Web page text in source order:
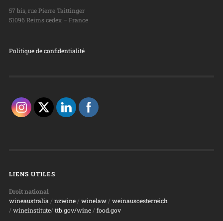
57 bis, rue Pierre Taittinger
51096 Reims cedex – France
Politique de confidentialité
LIENS UTILES
Droit national
wineaustralia / nzwine/ winelaw/ weinausoesterreich
/ wineinstitute/ ttb.gov/wine/ food.gov